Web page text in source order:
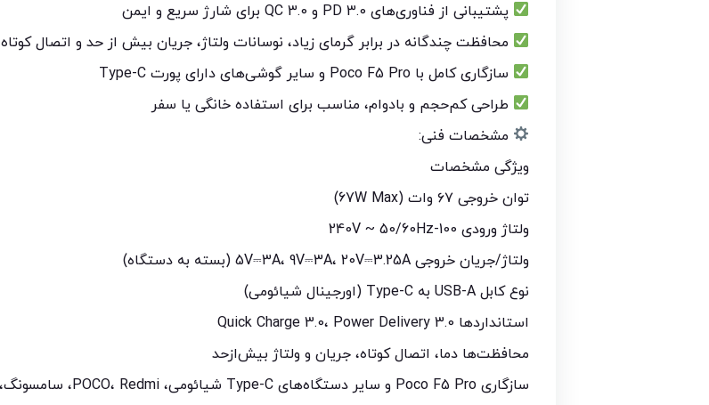
پشتیبانی از فناوری‌های PD 3.0 و QC 3.0 برای شارژ سریع و ایمن
محافظت چندگانه در برابر گرمای زیاد، نوسانات ولتاژ، جریان بیش از حد و اتصال کوتاه
سازگاری کامل با Poco F5 Pro و سایر گوشی‌های دارای پورت Type-C
طراحی کم‌حجم و بادوام، مناسب برای استفاده خانگی یا سفر
مشخصات فنی:
ویژگی مشخصات
توان خروجی ۶۷ وات (67W Max)
ولتاژ ورودی 100-240V ~ 50/60Hz
ولتاژ/جریان خروجی 5V⎓3A، 9V⎓3A، 20V⎓3.25A (بسته به دستگاه)
نوع کابل USB-A به Type-C (اورجینال شیائومی)
استانداردها Quick Charge 3.0، Power Delivery 3.0
محافظت‌ها دما، اتصال کوتاه، جریان و ولتاژ بیش‌ازحد
سازگاری Poco F5 Pro و سایر دستگاه‌های Type-C شیائومی، POCO، Redmi، سامسونگ، هواوی و…